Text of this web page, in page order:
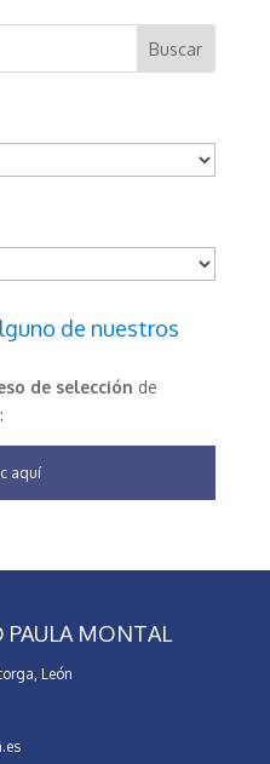
de nuestros
de selección de
aquí
PAULA MONTAL
León